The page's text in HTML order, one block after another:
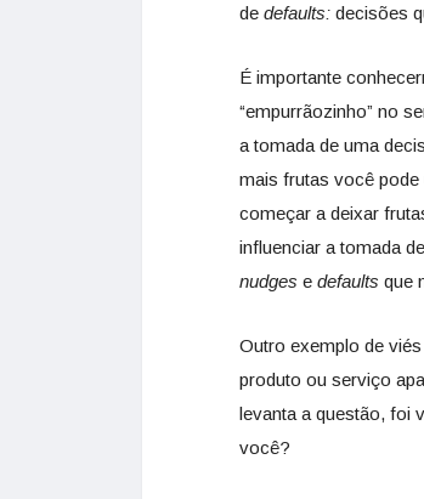
de defaults: decisões
É importante
“empurrãozinho” no
a tomada de uma
mais frutas você pode
começar a deixar
influenciar a tomada
nudges e defaults que
Outro exemplo de
produto ou serviço
levanta a questão, foi
você?